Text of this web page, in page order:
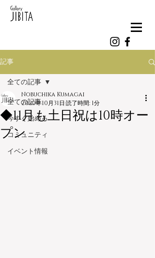
記事
全ての記事
今すぐ始める
コミュニティ
イベント情報
全ての記事
◆11月も土日祝は10時オー
プン
Nobuchika Kumagai
2020年10月31日 読了時間: 1分